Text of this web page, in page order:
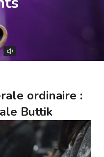
ordinaire :
Buttik